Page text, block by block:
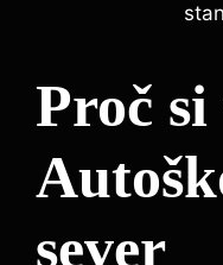
Proč‌
sever